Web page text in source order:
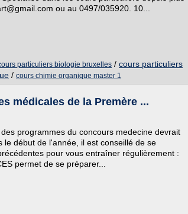
ou au 0497/035920. 10...
particuliers biologie bruxelles / cours particuliers
/ cours chimie organique master 1
médicales de la Premère ...
programmes du concours medecine devrait
début de l'année, il est conseillé de se
pour vous entraîner régulièrement :
permet de se préparer...